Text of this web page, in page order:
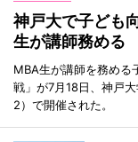
神戸大で子ども
生が講師務める
MBA生が講師を務める
戦」が7月18日、神戸
2）で開催された。